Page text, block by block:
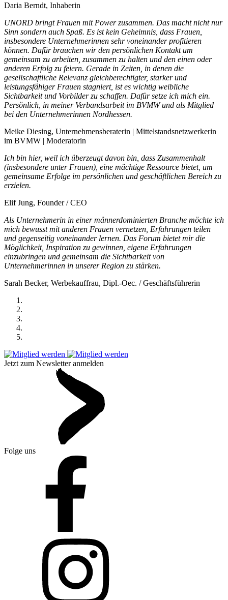
Daria Berndt, Inhaberin
UNORD bringt Frauen mit Power zusammen. Das macht nicht nur
Sinn sondern auch Spaß. Es ist kein Geheimnis, dass Frauen,
insbesondere Unternehmerinnen sehr voneinander profitieren
können. Dafür brauchen wir den persönlichen Kontakt um
gemeinsam zu arbeiten, zusammen zu halten und den einen oder
anderen Erfolg zu feiern. Gerade in Zeiten, in denen die
gesellschaftliche Relevanz gleichberechtigter, starker und
leistungsfähiger Frauen stagniert, ist es wichtig weibliche
Sichtbarkeit und Vorbilder zu schaffen. Dafür setze ich mich ein.
Persönlich, in meiner Verbandsarbeit im BVMW und als Mitglied
bei den Unternehmerinnen Nordhessen.
Meike Diesing, Unternehmensberaterin | Mittelstandsnetzwerkerin
im BVMW | Moderatorin
Ich bin hier, weil ich überzeugt davon bin, dass Zusammenhalt
(insbesondere unter Frauen), eine mächtige Ressource bietet, um
gemeinsame Erfolge im persönlichen und geschäftlichen Bereich zu
erzielen.
Elif Jung, Founder / CEO
Als Unternehmerin in einer männerdominierten Branche möchte ich
mich bewusst mit anderen Frauen vernetzen, Erfahrungen teilen
und gegenseitig voneinander lernen. Das Forum bietet mir die
Möglichkeit, Inspiration zu gewinnen, eigene Erfahrungen
einzubringen und gemeinsam die Sichtbarkeit von
Unternehmerinnen in unserer Region zu stärken.
Sarah Becker, Werbekauffrau, Dipl.-Oec. / Geschäftsführerin
Jetzt zum Newsletter anmelden
Folge uns